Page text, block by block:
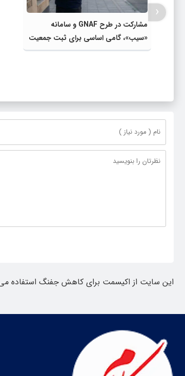
مشارکت در طرح GNAF و سامانه
«سیب»، گامی اساسی برای ثبت جمعیت
واقعی و افزایش سهم شهرستان از
‹
این سایت از اکیسمت برای کاهش جفنگ استفاده